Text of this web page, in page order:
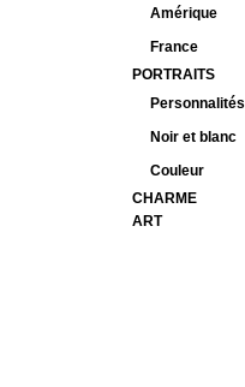
Amérique
France
PORTRAITS
Personnalités
Noir et blanc
Couleur
CHARME
ART